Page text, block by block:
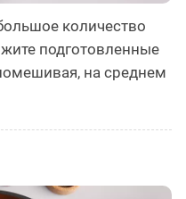
количество
подготовленные
на среднем